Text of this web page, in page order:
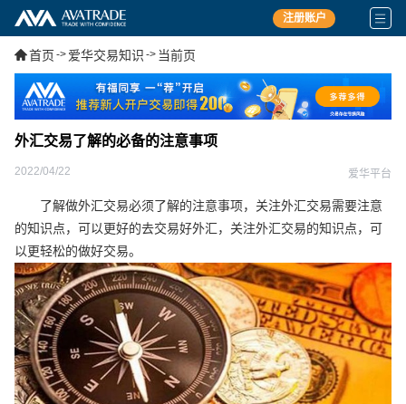
注册账户
首页 -> 爱华交易知识 -> 当前页
外汇交易了解的必备的注意事项
2022/04/22 爱华平台
了解做外汇交易必须了解的注意事项，关注外汇交易需要注意
的知识点，可以更好的去交易好外汇，关注外汇交易的知识点，可
以更轻松的做好交易。